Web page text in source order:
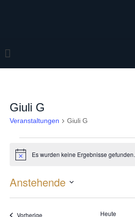
Giuli G
Veranstaltungen Giuli G
Veranstaltungen
HinweisEs wurden keine Ergebnisse gefunden.
Anstehende
VorherigeVeranstaltungen Heute